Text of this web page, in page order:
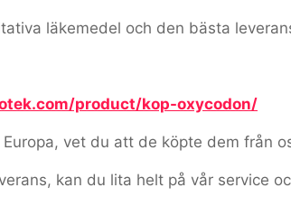
läkemedel och den bästa
product/kop-oxycodon/
vet du att de köpte dem från
kan du lita helt på vår service